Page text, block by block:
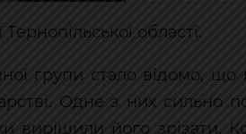
області.
групи стало відомо, що
Одне з них сильно
вирішили його зрізати.